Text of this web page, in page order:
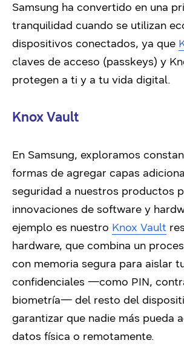
Samsung ha convertido en una
tranquilidad cuando se utilizan
dispositivos conectados, ya que
claves de acceso (passkeys) y
protegen a ti y a tu vida digital.
Knox Vault
En Samsung, exploramos
formas de agregar capas
seguridad a nuestros productos
innovaciones de software y
ejemplo es nuestro Knox Vault
hardware, que combina un
con memoria segura para aislar
confidenciales —como PIN,
biometría— del resto del
garantizar que nadie más pueda
datos física o remotamente.